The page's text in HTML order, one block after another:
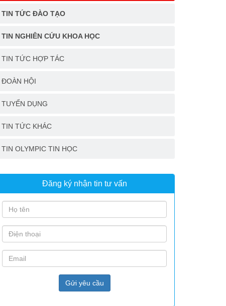
TIN TỨC ĐÀO TẠO
TIN NGHIÊN CỨU KHOA HỌC
TIN TỨC HỢP TÁC
ĐOÀN HỘI
TUYỂN DỤNG
TIN TỨC KHÁC
TIN OLYMPIC TIN HỌC
Đăng ký nhận tin tư vấn
Gửi yêu cầu